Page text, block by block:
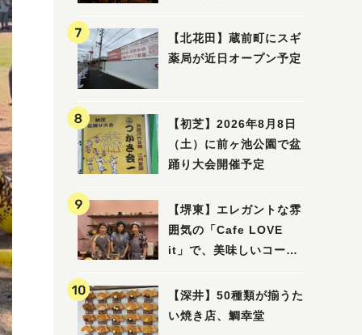
納涼祭
【北花田】蔵前町にスギ
薬局が近日オープン予定
【初芝】2026年8月8日
（土）に前ヶ池公園で盆
踊り大会開催予定
【堺東】エレガントな雰
囲気の「Cafe LOVE
it」で、美味しいコーヒ
【深井】50種類が揃うた
い焼き店、鯛幸堂